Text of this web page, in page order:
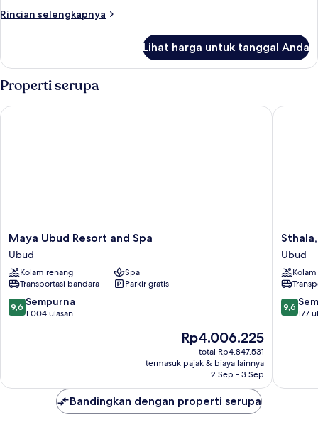
pemandangan
Rincian selengkapnya
Rincian
Suite,
Tempat
Twin,
Lihat harga untuk tanggal Anda
Properti serupa
Maya
Ubud
Resort
and
Spa
Ubud
Maya Ubud Resort and Spa
Ubud
Kolam renang
Spa
Transportasi bandara
Parkir gratis
9.6
dari
9,6 Sempurna
1.004 ulasan
Harga
sekarang
Rp4.006.225
Rp4.006.225
total Rp4.847.531
termasuk pajak & biaya lainnya
2 Sep - 3 Sep
Maya Ubud Resort and Spa
Sthala,
A
Tribute
Portfolio
Hotel,
Ubud
Bali
Ubud
9.6
dari
9,6
177
Sthala,
Bandingkan dengan properti serupa